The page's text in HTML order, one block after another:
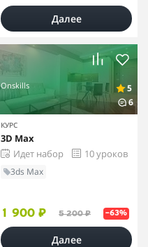
Далее
Onskills
5
6
КУРС
3D Max
Идет набор
10 уроков
3ds Max
1 900 ₽ 5 200 ₽ –63%
Далее